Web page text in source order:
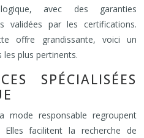
avec des garanties
validées par les certifications.
offre grandissante, voici un
plus pertinents.
SPÉCIALISÉES
mode responsable regroupent
Elles facilitent la recherche de